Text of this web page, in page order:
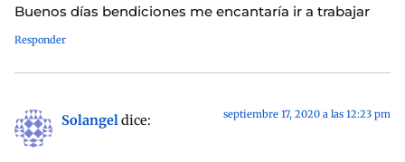
Buenos días bendiciones me encantaría ir a trabajar
Responder
Solangeldice: septiembre 17, 2020 a las 12:23 pm